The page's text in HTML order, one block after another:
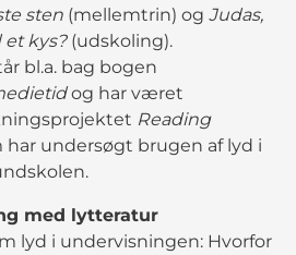
sten (mellemtrin) og Judas,
et kys? (udskoling).
bl.a. bag bogen
og har været
Reading
har undersøgt brugen af lyd i
med lytteratur
lyd i undervisningen: Hvorfor